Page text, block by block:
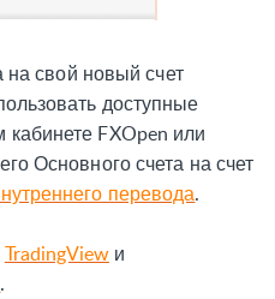
свой новый счет
доступные
FXOpen или
Основного счета на счет
перевода.
TradingViewи
.